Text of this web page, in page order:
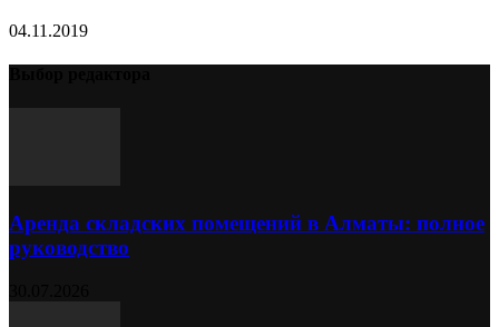
04.11.2019
Аренда складских помещений в Алматы: полное
руководство